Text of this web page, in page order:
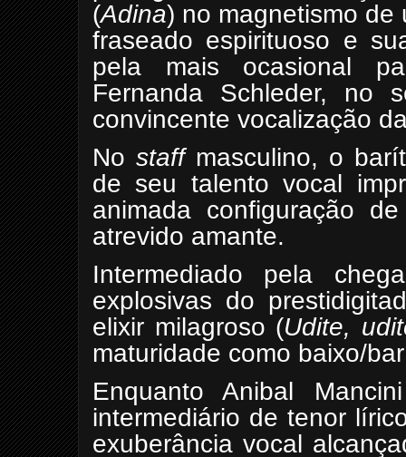
(Adina) no magnetismo de
fraseado espirituoso e
pela mais ocasional
Fernanda Schleder, no
convincente vocalização
Nostaffmasculino, o
de seu talento vocal
animada configuração
atrevido amante.
Intermediado pela
explosivas do
elixir milagroso (Udite,
maturidade como baixo/
Enquanto Anibal
intermediário de tenor
exuberância vocal